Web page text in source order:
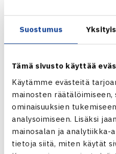
Suostumus
Tämä sivusto käyttää
Käytämme evästeitä
mainosten räätälöimiseen,
ominaisuuksien
analysoimiseen. Lisäksi
mainosalan ja analytiikka-
tietoja siitä, miten käytät
Porsche Junior Team
Openissa – Scharlin
vuotiaissa
Alle 18-vuotiaiden 3.
Tourin kilpailussa, SALK
Hietarannansisarukset